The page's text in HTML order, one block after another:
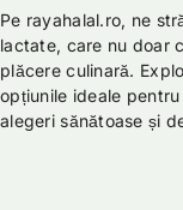
Pe rayahalal.ro, ne
lactate, care nu doar
plăcere culinară.
opțiunile ideale
alegeri sănătoase și